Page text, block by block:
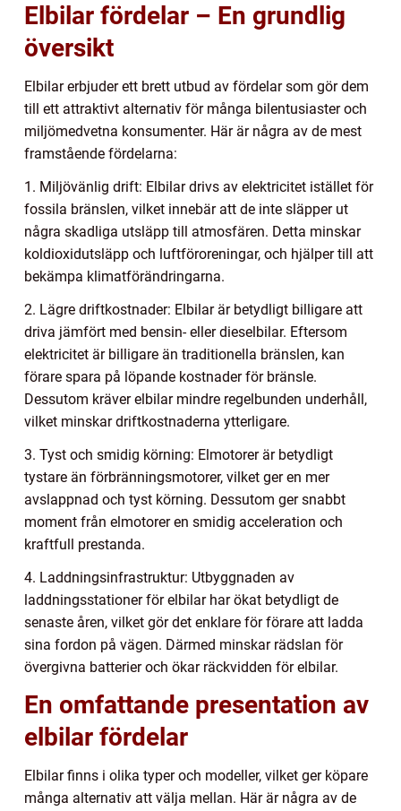
Elbilar fördelar – En grundlig
översikt
Elbilar erbjuder ett brett utbud av fördelar som gör dem
till ett attraktivt alternativ för många bilentusiaster och
miljömedvetna konsumenter. Här är några av de mest
framstående fördelarna:
1. Miljövänlig drift: Elbilar drivs av elektricitet istället för
fossila bränslen, vilket innebär att de inte släpper ut
några skadliga utsläpp till atmosfären. Detta minskar
koldioxidutsläpp och luftföroreningar, och hjälper till att
bekämpa klimatförändringarna.
2. Lägre driftkostnader: Elbilar är betydligt billigare att
driva jämfört med bensin- eller dieselbilar. Eftersom
elektricitet är billigare än traditionella bränslen, kan
förare spara på löpande kostnader för bränsle.
Dessutom kräver elbilar mindre regelbunden underhåll,
vilket minskar driftkostnaderna ytterligare.
3. Tyst och smidig körning: Elmotorer är betydligt
tystare än förbränningsmotorer, vilket ger en mer
avslappnad och tyst körning. Dessutom ger snabbt
moment från elmotorer en smidig acceleration och
kraftfull prestanda.
4. Laddningsinfrastruktur: Utbyggnaden av
laddningsstationer för elbilar har ökat betydligt de
senaste åren, vilket gör det enklare för förare att ladda
sina fordon på vägen. Därmed minskar rädslan för
övergivna batterier och ökar räckvidden för elbilar.
En omfattande presentation av
elbilar fördelar
Elbilar finns i olika typer och modeller, vilket ger köpare
många alternativ att välja mellan. Här är några av de